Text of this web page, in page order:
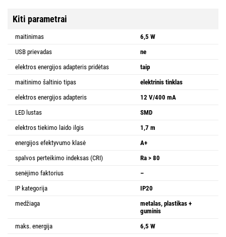
Kiti parametrai
maitinimas
6,5 W
USB prievadas
ne
elektros energijos adapteris pridėtas
taip
maitinimo šaltinio tipas
elektrinis tinklas
elektros energijos adapteris
12 V/400 mA
LED lustas
SMD
elektros tiekimo laido ilgis
1,7 m
energijos efektyvumo klasė
A+
spalvos perteikimo indeksas (CRI)
Ra > 80
senėjimo faktorius
–
IP kategorija
IP20
medžiaga
metalas, plastikas +
guminis
maks. energija
6,5 W